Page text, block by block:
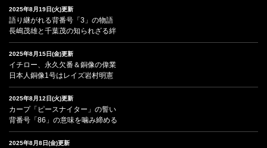
2025年8月19日(火)更新
語り継がれる背番号「3」の物語
長嶋茂雄と千葉茂の知られざる絆
2025年8月15日(金)更新
イチロー、永久欠番＆銅像の偉業
日本人銅像1号はレイズ岩村明憲
2025年8月12日(火)更新
カープ「ピースナイター」の誓い
背番号「86」の意味を噛み締める
2025年8月8日(金)更新